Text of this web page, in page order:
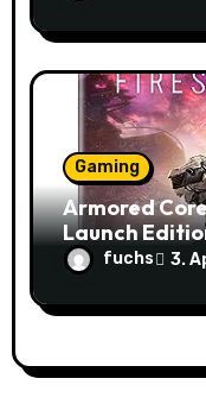
Gaming
Armored
Launch
dir den Mech-
Spitzenpreis!
fuchs 3.